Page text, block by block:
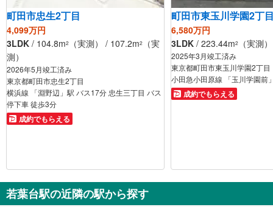
町田市忠生2丁目
4,099万円
3LDK / 104.8m2 （実測） / 107.2m2
（実
測）
2026年5月竣工済み
東京都町田市忠生2丁目
横浜線 「淵野辺」駅 バス17分 忠生三丁目 バス
停下車 徒歩3分
成約でもらえる
町田市東玉川学園2丁
6,580万円
3LDK / 223.44m2 （実測
2025年3月竣工済み
東京都町田市東玉川学園2丁目
小田急小田原線 「玉川学園前
成約でもらえる
若葉台駅の近隣の駅から探す